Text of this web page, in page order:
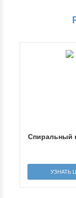
Спиральный
УЗНАТЬ